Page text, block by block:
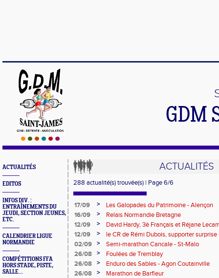
GDM
ACTUALITÉS
EDITOS
INFOS DIV. :
ENTRAÎNEMENTS DU
JEUDI, SECTION JEUNES,
ETC.
CALENDRIER LIGUE
NORMANDIE
COMPÉTITIONS FFA
HORS STADE, PISTE,
SALLE...
ACTUALITÉS
288 actualité(s) trouvée(s) | Page 6/6
17/09 >
Les Galopades du Patrimoine - Alençon
16/09
>
Relais Normandie Bretagne
12/09
>
David Hardy, 3è Français et Réjane
championnat du monde de 100 km
12/09 >
le CR de Rémi Dubois, supporter
le championnat du monde de 100 km
02/09 >
Semi-marathon Cancale - St-Malo
26/08
>
Foulées de Tremblay
26/08
>
Enduro des Sables - Agon Coutainville
26/08
>
Marathon de Barfleur